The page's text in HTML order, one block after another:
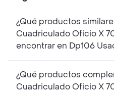
¿Qué productos
Cuadriculado Oficio X
encontrar en Dp106
¿Qué productos
Cuadriculado Oficio X